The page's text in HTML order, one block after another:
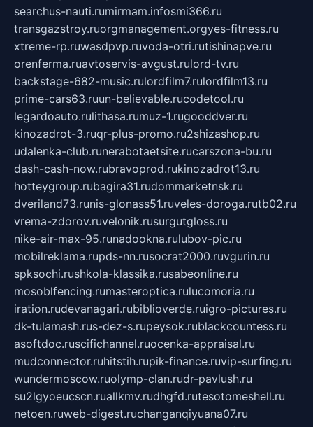
searchus-nauti.rumirmam.infosmi366.ru
transgazstroy.ruorgmanagement.orgyes-fitness.ru
xtreme-rp.ruwasdpvp.ruvoda-otri.rutishinapve.ru
orenferma.ruavtoservis-avgust.rulord-tv.ru
backstage-682-music.rulordfilm7.rulordfilm13.ru
prime-cars63.ruun-believable.rucodetool.ru
legardoauto.rulithasa.rumuz-1.rugooddver.ru
kinozadrot-3.ruqr-plus-promo.ru2shizashop.ru
udalenka-club.runerabotaetsite.rucarszona-bu.ru
dash-cash-now.rubravoprod.rukinozadrot13.ru
hotteygroup.rubagira31.rudommarketnsk.ru
dveriland73.runis-glonass51.ruveles-doroga.rutb02.ru
vrema-zdorov.ruvelonik.rusurgutgloss.ru
nike-air-max-95.runadookna.rulubov-pic.ru
mobilreklama.rupds-nn.rusocrat2000.ruvgurin.ru
spksochi.rushkola-klassika.rusabeonline.ru
mosoblfencing.rumasteroptica.rulucomoria.ru
iration.rudevanagari.rubiblioverde.ruigro-pictures.ru
dk-tulamash.rus-dez-s.rupeysok.rublackcountess.ru
asoftdoc.ruscifichannel.ruocenka-appraisal.ru
mudconnector.ruhitstih.rupik-finance.ruvip-surfing.ru
wundermoscow.ruolymp-clan.rudr-pavlush.ru
su2lgyoeucscn.ruallkmv.rudhgfd.rutesotomeshell.ru
netoen.ruweb-digest.ruchanganqiyuana07.ru